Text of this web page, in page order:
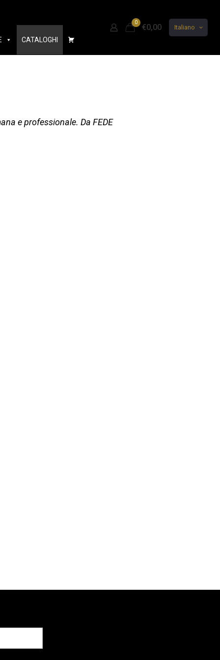
CATALOGHI
0
€0,00 Italiano
e professionale. Da FEDE